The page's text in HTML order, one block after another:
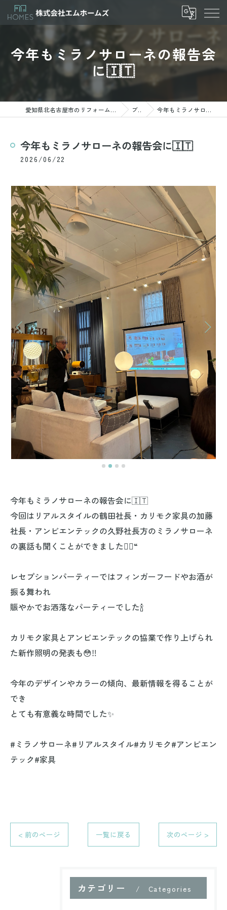
今年もミラノサローネの報告会
に🇮🇹
愛知県北名古屋市のリフォームなら株式会社エムホームズ ブログ 今年もミラノサローネの報告会に🇮🇹
今年もミラノサローネの報告会に🇮🇹
2026/06/22
今年もミラノサローネの報告会に🇮🇹
今回はリアルスタイルの鶴田社長・カリモク家具の加藤
社長・アンビエンテックの久野社長方のミラノサローネ
の裏話も聞くことができました👂🏻“
レセプションパーティーではフィンガーフードやお酒が
振る舞われ
賑やかでお洒落なパーティーでした🍾
カリモク家具とアンビエンテックの協業で作り上げられ
た新作照明の発表も😳‼️
今年のデザインやカラーの傾向、最新情報を得ることが
でき
とても有意義な時間でした✨️⁡
#ミラノサローネ#リアルスタイル#カリモク#アンビエン
テック#家具
< 前のページ 一覧に戻る 次のページ >
カテゴリー Categories